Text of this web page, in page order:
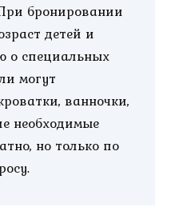
бронировании
детей и
о специальных
могут
ванночки,
необходимые
но только по